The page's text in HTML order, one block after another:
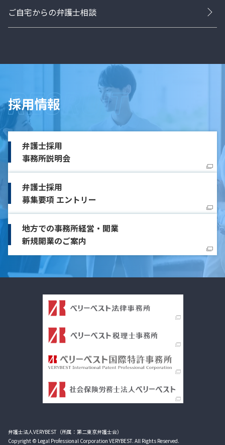
ご自宅からの弁護士相談
採用情報
弁護士採用
事務所説明会
弁護士採用
募集要項 エントリー
地方での事務所経営・開業
新規開業のご案内
弁護士法人VERYBEST（所属：第二東京弁護士会）
Copyright © Legal Professional Corporation VERYBEST. All Rights Reserved.